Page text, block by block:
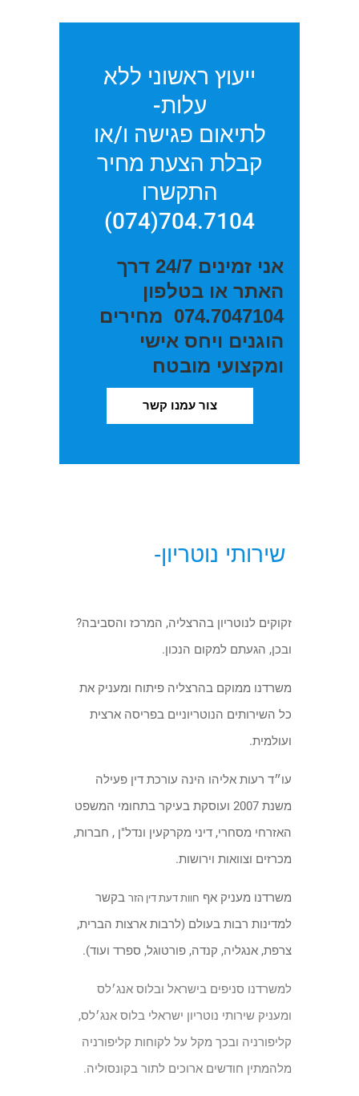
ייעוץ ראשוני ללא
עלות-
לתיאום פגישה ו/או
קבלת הצעת מחיר
התקשרו
704.7104(074)
אני זמינים 24/7 דרך
האתר או בטלפון
074.7047104 מחירים
הוגנים ויחס אישי
ומקצועי מובטח
צור עמנו קשר
שירותי נוטריון-
זקוקים לנוטריון בהרצליה, המרכז והסביבה?
ובכן, הגעתם למקום הנכון.
משרדנו ממוקם בהרצליה פיתוח ומעניק את
כל השירותים הנוטריוניים בפריסה ארצית
ועולמית.
עו״ד רעות אליהו הינה עורכת דין פעילה
משנת 2007 ועוסקת בעיקר בתחומי המשפט
האזרחי מסחרי, דיני מקרקעין ונדל"ן , חברות,
מכרזים וצוואות וירושות.
משרדנו מעניק אף חוות דעת דין הזר בקשר
למדינות רבות בעולם (לרבות ארצות הברית,
צרפת, אנגליה, קנדה, פורטוגל, ספרד ועוד).
למשרדנו סניפים בישראל ובלוס אנג׳לס
ומעניק שירותי נוטריון ישראלי בלוס אנג׳לס,
קליפורניה ובכך מקל על לקוחות קליפורניה
מלהמתין חודשים ארוכים לתור בקונסוליה.